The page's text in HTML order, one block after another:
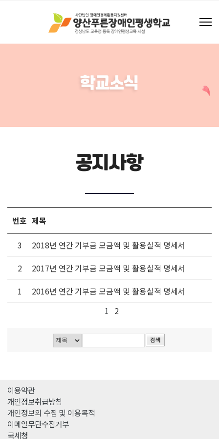
학교소식
공지사항
번호 제목
3
2018년 연간 기부금 모금액 및 활용실적 명세서
2
2017년 연간 기부금 모금액 및 활용실적 명세서
1
2016년 연간 기부금 모금액 및 활용실적 명세서
1 2
이용약관
개인정보취급방침
개인정보의 수집 및 이용목적
이메일무단수집거부
국세청